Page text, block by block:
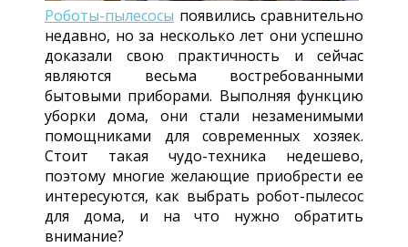
Роботы-пылесосы появились сравнительно
недавно, но за несколько лет они успешно
доказали свою практичность и сейчас
являются весьма востребованными
бытовыми приборами. Выполняя функцию
уборки дома, они стали незаменимыми
помощниками для современных хозяек.
Стоит такая чудо-техника недешево,
поэтому многие желающие приобрести ее
интересуются, как выбрать робот-пылесос
для дома, и на что нужно обратить
внимание?